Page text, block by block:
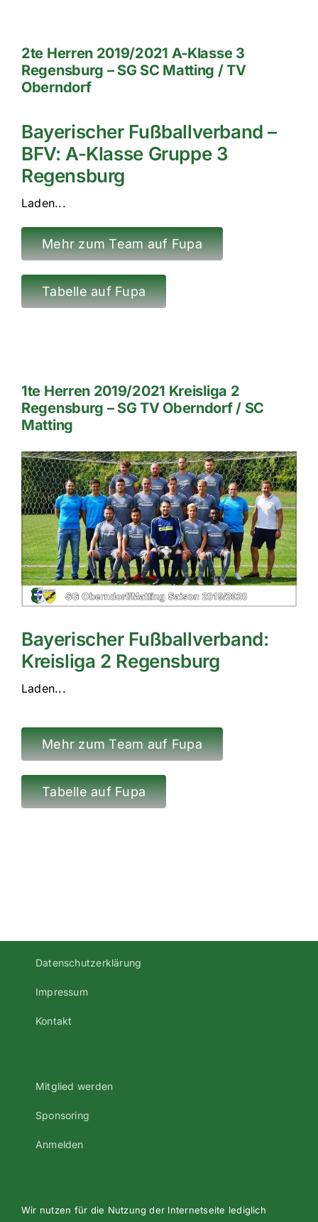
2te Herren 2019/2021 A-Klasse 3
Regensburg – SG SC Matting / TV
Oberndorf
Bayerischer Fußballverband –
BFV: A-Klasse Gruppe 3
Regensburg
Laden...
Mehr zum Team auf Fupa
Tabelle auf Fupa
1te Herren 2019/2021 Kreisliga 2
Regensburg – SG TV Oberndorf / SC
Matting
Bayerischer Fußballverband:
Kreisliga 2 Regensburg
Laden...
Mehr zum Team auf Fupa
Tabelle auf Fupa
Datenschutzerklärung
Impressum
Kontakt
Mitglied werden
Sponsoring
Anmelden
©2023 Alle Rechte vorbehalten - Turnverein Oberndorf e.V.
Wir nutzen für die Nutzung der Internetseite lediglich